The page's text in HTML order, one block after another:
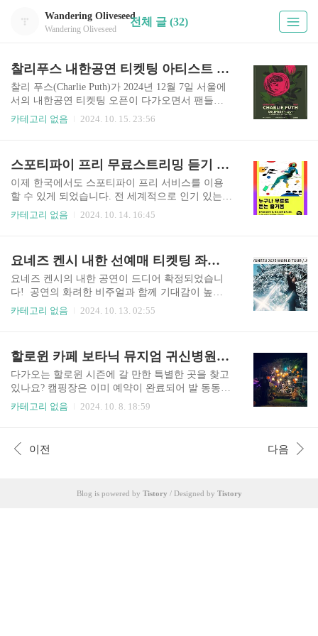
Wandering Oliveseed
Wandering Oliveseed
전체 글 (32)
찰리푸스 내한공연 티켓팅 아티스트 라이브네이션 선예매 하기 좌석배치도
찰리 푸스(Charlie Puth)가 2024년 12월 7일 서울에
서의 내한공연 티켓팅 오픈이 다가오면서 팬들의
뜨거운 관심을 받고 있습니다. 특히, 선예매는 경쟁
분의 티켓이 소진되니 아래 버튼 통해서 선예매에
꼭 참여하셔야 예매 성공하실 수 있습니다. 찰리
푸스 선예매 바로가기 찰리푸스 내한공연 티켓오
픈 안내 아티스트 선예매2024.10.16 12:00라이브네
이션 선예매2024.10.17 12:00 ~ 14:59일반 티켓오픈
스카..
카테고리 없음 2024. 10. 15. 23:56
스포티파이 프리 무료스트리밍 듣기 한국에서도 시작 가입방법과 사용법
이제 한국에서도 스포티파이 프리 서비스를 이용
할 수 있게 되었습니다. 전 세계적으로 인기 있는
음악 스트리밍 서비스인 스포티파이의 다양한 음
을 지금 바로 즐겨보세요. 스포티파이 바로 듣기위
버튼을 누르면 해당 페이지로 이동합니다. 스포티
파이: 세계적 음악 스트리밍 선두주자 스포티파
이(Spotify)는 2008년 스웨덴에서 시작된 세계적인
음악 스트리밍 서비스로, 현재 184개국에서 이용되
음악을 쉽게 발견할 수 있습니다. 한국에서도 스포
티파이는 인기 있는 플랫..
카테고리 없음 2024. 10. 14. 16:45
요네즈 켄시 내한 선예매 티켓팅 좌석 배치도 인스파이어 셔틀
요네즈 켄시의 내한 공연이 드디어 확정되었습니
다! 공연의 화려한 비주얼과 함께 기대감이 높아
지는 지금, 선예매 정보를 비롯하여 좌석배치와 공
지 마시고 즐거운 관람하세요! 인스파이어 무료셔
틀 👆️ 위 버튼을 누르면 해당페이지로 이동 인스파
이어 무료 셔틀 보기 공연 당일 교통이 매우 혼잡할
것이고 주차장 만차가 예상되니 인스파이어 무료
셔틀 버스를 이용하시길 바랍니다. 무료셔틀 시간
화물청사역에서 하차2번 출구 앞 아레나 무료 순환
셔틀 버스 탑승인스파이어 아레나 하차공연이 끝
카테고리 없음 2024. 10. 13. 02:55
할로윈 카페 보타닉 뮤지엄 귀신병원 가기 예약 예매 위치
다가오는 할로윈 시즌에 갈 만한 특별한 곳을 찾고
있나요? 캠핑장은 이미 예약이 완료되어 발 동동
구르실 분들을 위해 누구든 방문할 수 있는 진해 보
몰리면 입장이 불가 할 수도 있으니 아래 버튼 통해
서 미리 예약해서 원하는 날짜 선점하세요. 보타닉
매년 특별한 이벤트가 열립니다. 올해는 보타닉 귀
카테고리 없음 2024. 10. 8. 18:59
이전 다음
Blog is powered by Tistory / Designed by Tistory